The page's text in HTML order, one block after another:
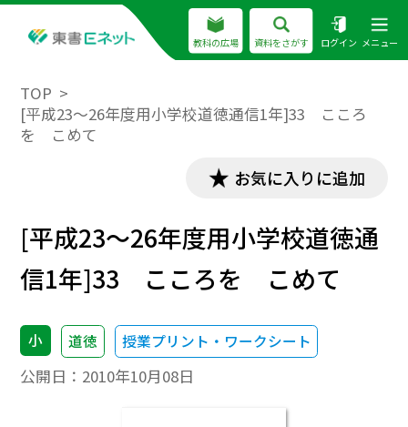
教科の広場 資料をさがす ログイン メニュー
TOP
[平成23～26年度用小学校道徳通信1年]33 こころ
を こめて
お気に入りに追加
[平成23～26年度用小学校道徳通
信1年]33 こころを こめて
小 道徳 授業プリント・ワークシート
公開日： 2010年10月08日